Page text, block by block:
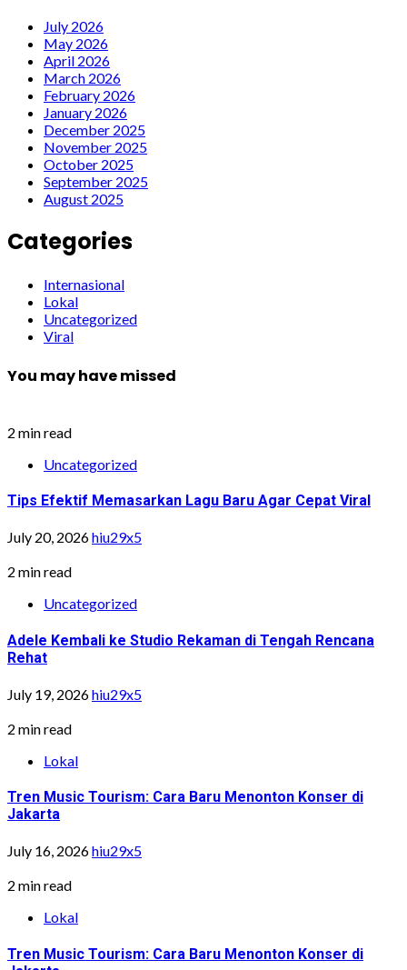
July 2026
May 2026
April 2026
March 2026
February 2026
January 2026
December 2025
November 2025
October 2025
September 2025
August 2025
Categories
Internasional
Lokal
Uncategorized
Viral
You may have missed
2 min read
Uncategorized
Tips Efektif Memasarkan Lagu Baru Agar Cepat Viral
July 20, 2026hiu29x5
2 min read
Uncategorized
Adele Kembali ke Studio Rekaman di Tengah Rencana
Rehat
July 19, 2026hiu29x5
2 min read
Lokal
Tren Music Tourism: Cara Baru Menonton Konser di
Jakarta
July 16, 2026hiu29x5
2 min read
Lokal
Tren Music Tourism: Cara Baru Menonton Konser di